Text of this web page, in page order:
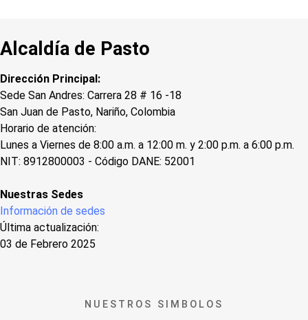
Alcaldía de Pasto
Dirección Principal:
Sede San Andres: Carrera 28 # 16 -18
San Juan de Pasto, Nariño, Colombia
Horario de atención:
Lunes a Viernes de 8:00 a.m. a 12:00 m. y 2:00 p.m. a 6:00 p.m.
NIT: 8912800003 - Código DANE: 52001
Nuestras Sedes
Información de sedes
Última actualización:
03 de Febrero 2025
NUESTROS SIMBOLOS